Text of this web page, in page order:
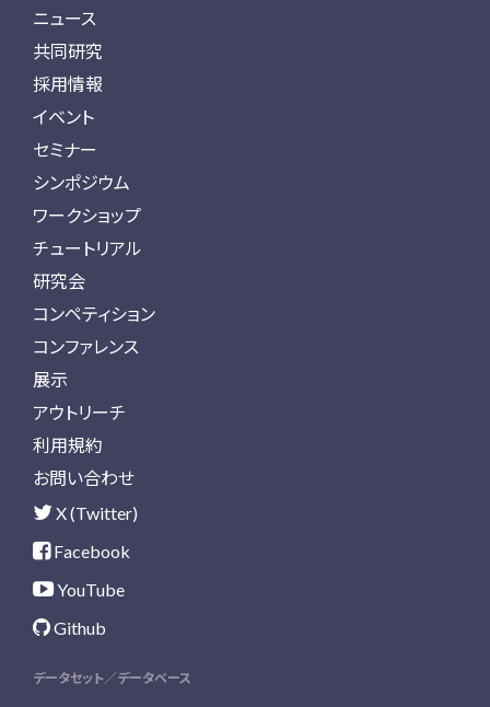
ニュース
共同研究
採用情報
イベント
セミナー
シンポジウム
ワークショップ
チュートリアル
研究会
コンペティション
コンファレンス
展示
アウトリーチ
利用規約
お問い合わせ
X (Twitter)
Facebook
YouTube
Github
データセット／データベース